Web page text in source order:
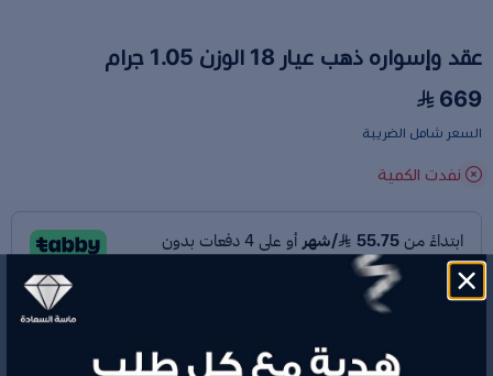
عقد وإسواره ذهب عيار 18 الوزن 1.05 جرام
669
السعر شامل الضريبة
نفدت الكمية